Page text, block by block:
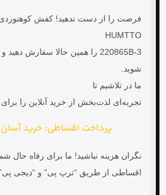
فرصت را از دست ندهید! کفش کوهنوردی
HUMTTO
220865B-3 را همین حالا سفارش دهید و
شوید.
ما در تلاشیم تا
تجربه‌ای لذت‌بخش از خرید آنلاین را برای
پرداخت اقساطی: خرید
نگران هزینه نباشید! ما برای رفاه حال
اقساطی از طریق “ترپ پی” و “دیجی